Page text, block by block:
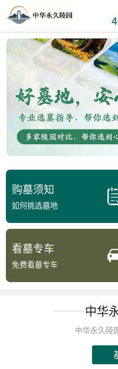
购墓须知
如何挑选墓地
看墓专车
免费看墓专车
中华
中华永久陵